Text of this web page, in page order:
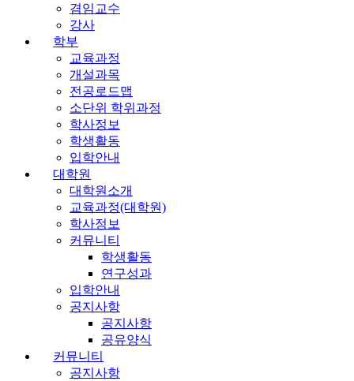
겸임교수
강사
학부
교육과정
개설과목
전공로드맵
소단위 학위과정
학사정보
학생활동
입학안내
대학원
대학원소개
교육과정(대학원)
학사정보
커뮤니티
학생활동
연구성과
입학안내
공지사항
공지사항
공유양식
커뮤니티
공지사항